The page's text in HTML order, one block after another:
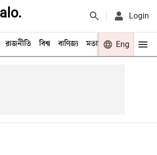
Login
রাজনীতি বিশ্ব বাণিজ্য মতামত খেলা
Eng